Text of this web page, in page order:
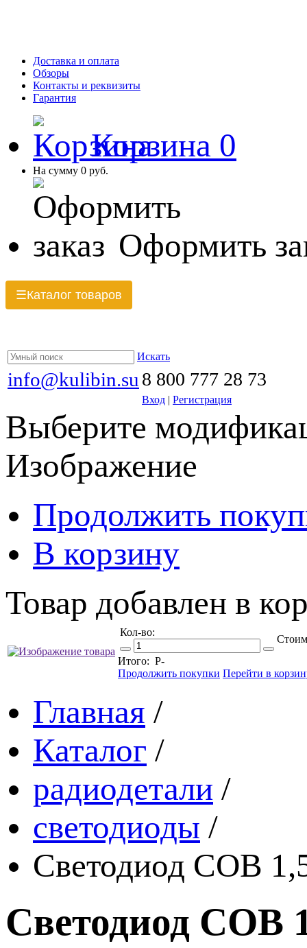
Доставка и оплата
Обзоры
Контакты и реквизиты
Гарантия
Корзина 0
На сумму 0 руб.
Оформить
☰Каталог товаров
Искать
info@kulibin.su 8 800 777 28 73
Вход | Регистрация
Выберите
Изображение
Продолжить
В корзину
Товар добавлен в
Кол-во:
Итого: Р-
Продолжить покупки Перейти в
Главная /
Каталог /
радиодетали /
светодиоды /
Светодиод COB
Светодиод COB